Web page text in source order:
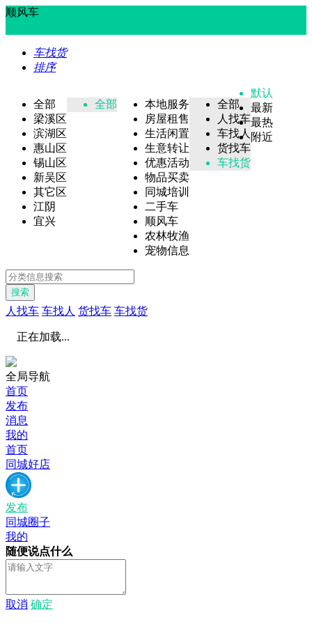
顺风车
车找货
排序
全部
梁溪区
滨湖区
惠山区
锡山区
新吴区
其它区
江阴
宜兴
全部
本地服务
房屋租售
生活闲置
生意转让
优惠活动
物品买卖
同城培训
二手车
顺风车
农林牧渔
宠物信息
全部
人找车
车找人
货找车
车找货
默认
最新
最热
附近
搜索
人找车 车找人 货找车 车找货
正在加载...
全局导航
首页
发布
消息
我的
首页
同城好店
发布
同城圈子
我的
随便说点什么
取消 确定